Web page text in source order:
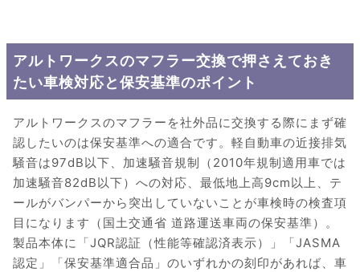
アルトワークスのマフラー交換で押さえておき
たい車検対応と保安基準のポイント
アルトワークスのマフラーを社外品に交換する際にまず確
認したいのは保安基準への適合です。軽自動車の近接排気
騒音は97dB以下、加速騒音規制（2010年規制適用車では
加速騒音82dB以下）への対応、最低地上高9cm以上、テ
ールがバンパーから突出していないことが車検時の検査項
目になります（国土交通省 道路運送車両の保安基準）。
製品本体に「JQR認証（性能等確認済表示）」「JASMA
認定」「保安基準適合品」のいずれかの刻印があれば、車